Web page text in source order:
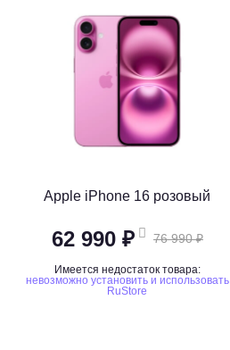
Apple iPhone 16 розовый
62 990 ₽ 76 990 ₽
Имеется недостаток товара:
невозможно установить и использовать
RuStore